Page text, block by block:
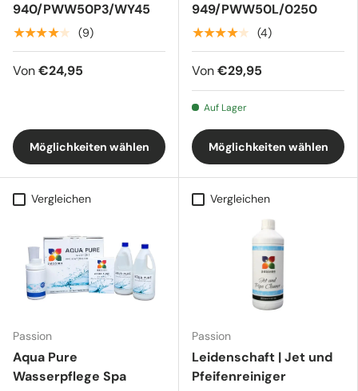
940/PWW50P3/WY45
★★★★★ (9)
Von€24,95
Möglichkeiten wählen
949/PWW50L/0250
★★★★★ (4)
Von€29,95
Auf Lager
Möglichkeiten wählen
Vergleichen
Passion
Aqua Pure
Wasserpflege Spa
Vergleichen
Passion
Leidenschaft | Jet und
Pfeifenreiniger